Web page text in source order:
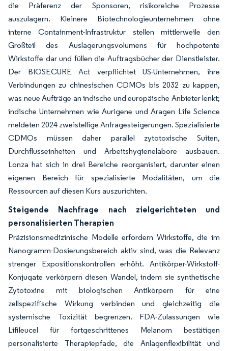
die Präferenz der Sponsoren, risikoreiche Prozesse
auszulagern. Kleinere Biotechnologieunternehmen ohne
interne Containment-Infrastruktur stellen mittlerweile den
Großteil des Auslagerungsvolumens für hochpotente
Wirkstoffe dar und füllen die Auftragsbücher der Dienstleister.
Der BIOSECURE Act verpflichtet US-Unternehmen, ihre
Verbindungen zu chinesischen CDMOs bis 2032 zu kappen,
was neue Aufträge an indische und europäische Anbieter lenkt;
indische Unternehmen wie Aurigene und Aragen Life Science
meldeten 2024 zweistellige Anfragesteigerungen. Spezialisierte
CDMOs müssen daher parallel zytotoxische Suiten,
Durchflusseinheiten und Arbeitshygienelabore ausbauen.
Lonza hat sich in drei Bereiche reorganisiert, darunter einen
eigenen Bereich für spezialisierte Modalitäten, um die
Ressourcen auf diesen Kurs auszurichten.
Steigende Nachfrage nach zielgerichteten und
personalisierten Therapien
Präzisionsmedizinische Modelle erfordern Wirkstoffe, die im
Nanogramm-Dosierungsbereich aktiv sind, was die Relevanz
strenger Expositionskontrollen erhöht. Antikörper-Wirkstoff-
Konjugate verkörpern diesen Wandel, indem sie synthetische
Zytotoxine mit biologischen Antikörpern für eine
zellspezifische Wirkung verbinden und gleichzeitig die
systemische Toxizität begrenzen. FDA-Zulassungen wie
Lifileucel für fortgeschrittenes Melanom bestätigen
personalisierte Therapiepfade, die Anlagenflexibilität und